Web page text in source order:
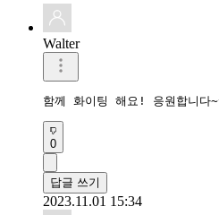
Walter
함께 화이팅 해요! 응원합니다
0
답글 쓰기
2023.11.01 15:34